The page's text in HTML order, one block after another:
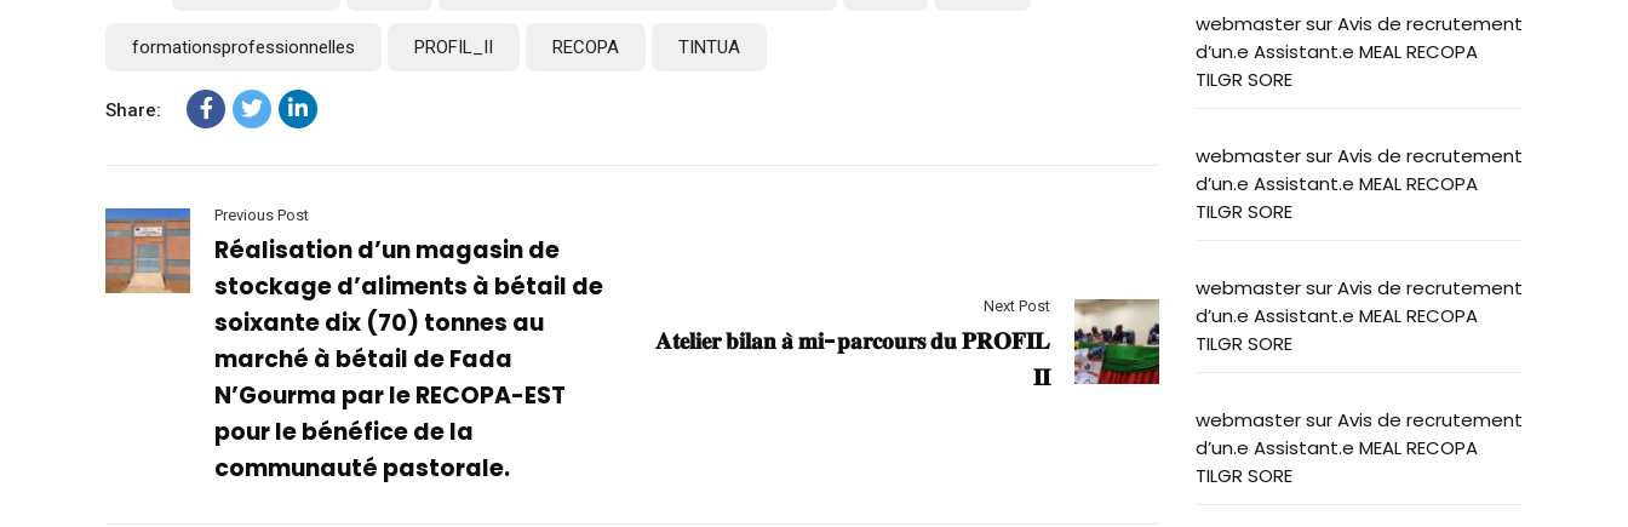
formationsprofessionnelles PROFIL_II RECOPA TINTUA
Share:
Previous Post
Réalisation d’un magasin de
stockage d’aliments à bétail de
soixante dix (70) tonnes au
marché à bétail de Fada
N’Gourma par le RECOPA-EST
pour le bénéfice de la
communauté pastorale.
Next Post
𝐀𝐭𝐞𝐥𝐢𝐞𝐫 𝐛𝐢𝐥𝐚𝐧 𝐚̀ 𝐦𝐢-𝐩𝐚𝐫𝐜𝐨𝐮𝐫𝐬 𝐝𝐮 𝐏𝐑𝐎𝐅𝐈𝐋
𝐈𝐈
webmastersurAvis de recrutement
d’un.e Assistant.e MEAL RECOPA
TILGR SORE
webmastersurAvis de recrutement
d’un.e Assistant.e MEAL RECOPA
TILGR SORE
webmastersurAvis de recrutement
d’un.e Assistant.e MEAL RECOPA
TILGR SORE
webmastersurAvis de recrutement
d’un.e Assistant.e MEAL RECOPA
TILGR SORE